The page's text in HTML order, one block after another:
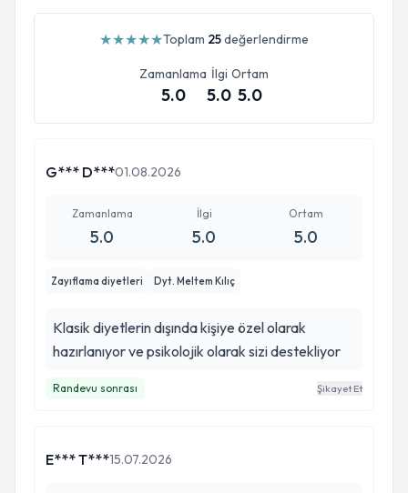
★★★★★Toplam 25değerlendirme
Zamanlama
5.0
İlgi
5.0
Ortam
5.0
G*** D***01.08.2026
Zamanlama
5.0
İlgi
5.0
Ortam
5.0
Zayıflama diyetleri Dyt. Meltem Kılıç
Klasik diyetlerin dışında kişiye özel olarak
hazırlanıyor ve psikolojik olarak sizi destekliyor
Randevu sonrası Şikayet Et
E*** T***15.07.2026